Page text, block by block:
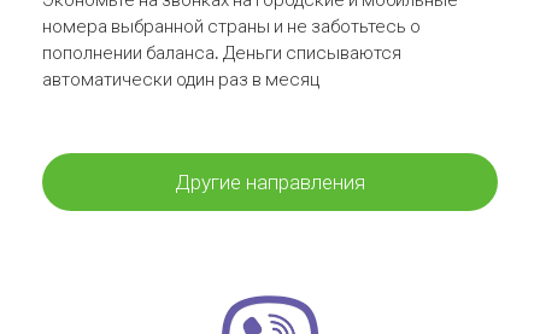
номера выбранной страны и не заботьтесь о
пополнении баланса. Деньги списываются
автоматически один раз в месяц
Другие направления